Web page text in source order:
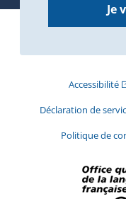
Je
Accessibilité
Déclaration de
Politique de